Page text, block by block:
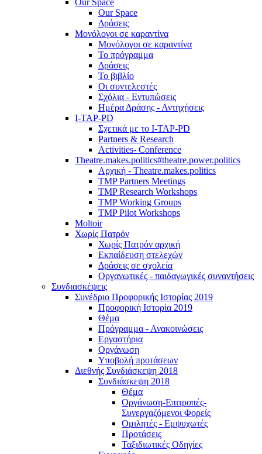
Our Space
Our Space
Δράσεις
Μονόλογοι σε καραντίνα
Μονόλογοι σε καραντίνα
Το πρόγραμμα
Δράσεις
Το βιβλίο
Οι συντελεστές
Σχόλια - Εντυπώσεις
Ημέρα Δράσης - Αντηχήσεις
I-TAP-PD
Σχετικά με το I-TAP-PD
Partners & Research
Activities- Conference
Theatre.makes.politics#theatre.power.politics
Αρχική - Theatre.makes.politics
TMP Partners Meetings
TMP Research Workshops
TMP Working Groups
TMP Pilot Workshops
Moltoir
Χωρίς Πατρόν
Χωρίς Πατρόν αρχική
Εκπαίδευση στελεχών
Δράσεις σε σχολεία
Οργανωτικές - παιδαγωγικές συναντήσεις
Συνδιασκέψεις
Συνέδριο Προφορικής Ιστορίας 2019
Προφορική Ιστορία 2019
Θέμα
Πρόγραμμα - Ανακοινώσεις
Εργαστήρια
Οργάνωση
Υποβολή προτάσεων
Διεθνής Συνδιάσκεψη 2018
Συνδιάσκεψη 2018
Θέμα
Οργάνωση-Επιτροπές-
Συνεργαζόμενοι Φορείς
Ομιλητές - Εμψυχωτές
Προτάσεις
Ταξιδιωτικές Οδηγίες